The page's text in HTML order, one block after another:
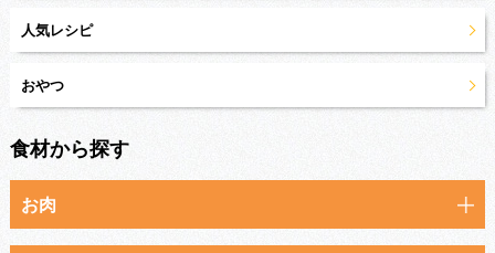
人気レシピ
おやつ
食材から探す
お肉